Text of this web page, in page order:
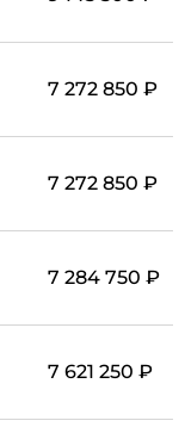
7 272 850 ₽
7 272 850 ₽
7 284 750 ₽
7 621 250 ₽